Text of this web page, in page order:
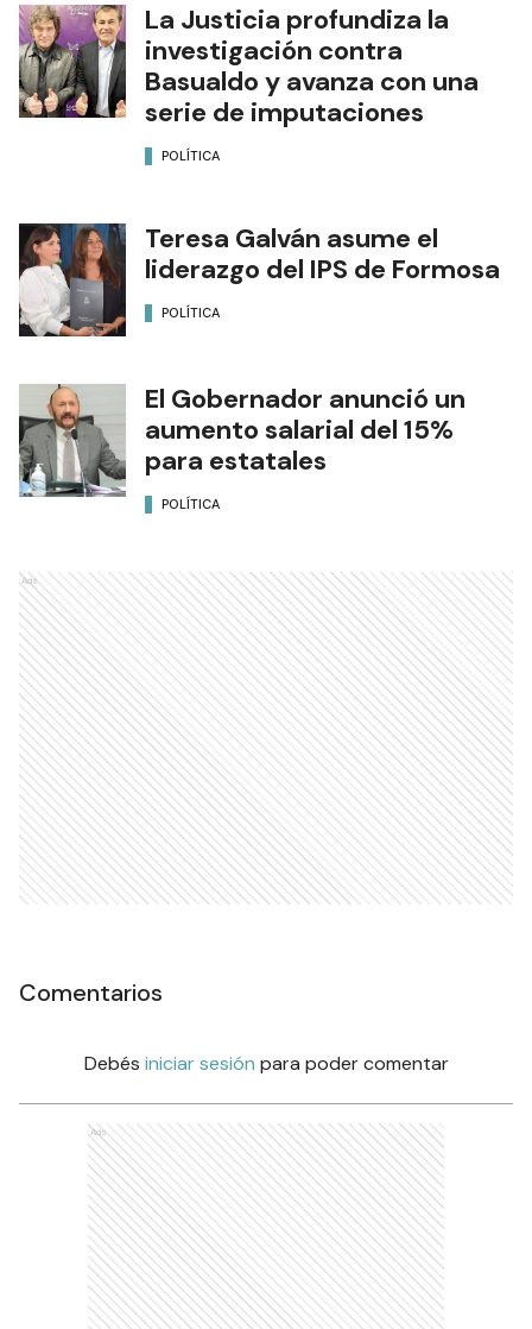
La Justicia profundiza la
investigación contra
Basualdo y avanza con una
serie de imputaciones
POLÍTICA
Teresa Galván asume el
liderazgo del IPS de Formosa
POLÍTICA
El Gobernador anunció un
aumento salarial del 15%
para estatales
POLÍTICA
Ads
Comentarios
Debés iniciar sesión para poder comentar
Ads